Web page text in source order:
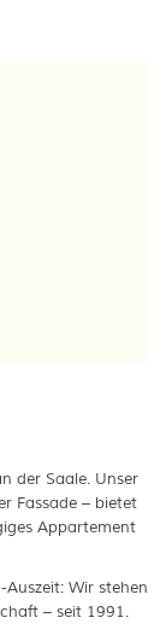
der Saale. Unser
Fassade – bietet
Appartement
Wir stehen
– seit 1991.